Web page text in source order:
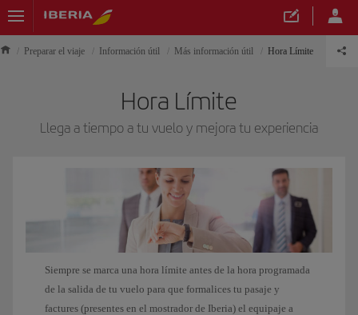
Preparar el viaje Información útil Más información útil Hora Límite
Hora Límite
Llega a tiempo a tu vuelo y mejora tu experiencia
Siempre se marca una hora límite antes de la hora programada
de la salida de tu vuelo para que formalices tu pasaje y
factures (presentes en el mostrador de Iberia) el equipaje a